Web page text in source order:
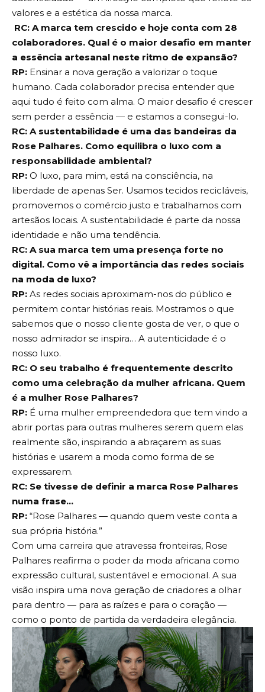
valores e a estética da nossa marca.
RC: A marca tem crescido e hoje conta com 28
colaboradores. Qual é o maior desafio em manter
a essência artesanal neste ritmo de expansão?
RP: Ensinar a nova geração a valorizar o toque
humano. Cada colaborador precisa entender que
aqui tudo é feito com alma. O maior desafio é crescer
sem perder a essência — e estamos a consegui-lo.
RC: A sustentabilidade é uma das bandeiras da
Rose Palhares. Como equilibra o luxo com a
responsabilidade ambiental?
RP: O luxo, para mim, está na consciência, na
liberdade de apenas Ser. Usamos tecidos recicláveis,
promovemos o comércio justo e trabalhamos com
artesãos locais. A sustentabilidade é parte da nossa
identidade e não uma tendência.
RC: A sua marca tem uma presença forte no
digital. Como vê a importância das redes sociais
na moda de luxo?
RP: As redes sociais aproximam-nos do público e
permitem contar histórias reais. Mostramos o que
sabemos que o nosso cliente gosta de ver, o que o
nosso admirador se inspira… A autenticidade é o
nosso luxo.
RC: O seu trabalho é frequentemente descrito
como uma celebração da mulher africana. Quem
é a mulher Rose Palhares?
RP: É uma mulher empreendedora que tem vindo a
abrir portas para outras mulheres serem quem elas
realmente são, inspirando a abraçarem as suas
histórias e usarem a moda como forma de se
expressarem.
RC: Se tivesse de definir a marca Rose Palhares
numa frase…
RP: “Rose Palhares — quando quem veste conta a
sua própria história.”
Com uma carreira que atravessa fronteiras, Rose
Palhares reafirma o poder da moda africana como
expressão cultural, sustentável e emocional. A sua
visão inspira uma nova geração de criadores a olhar
para dentro — para as raízes e para o coração —
como o ponto de partida da verdadeira elegância.